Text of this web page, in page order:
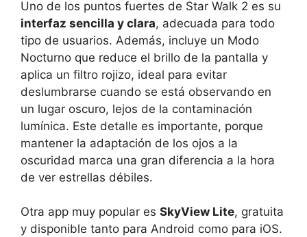
Uno de los puntos fuertes de Star Walk 2 es su
interfaz sencilla y clara, adecuada para todo
tipo de usuarios. Además, incluye un Modo
Nocturno que reduce el brillo de la pantalla y
aplica un filtro rojizo, ideal para evitar
deslumbrarse cuando se está observando en
un lugar oscuro, lejos de la contaminación
lumínica. Este detalle es importante, porque
mantener la adaptación de los ojos a la
oscuridad marca una gran diferencia a la hora
de ver estrellas débiles.
Otra app muy popular es SkyView Lite, gratuita
y disponible tanto para Android como para iOS.